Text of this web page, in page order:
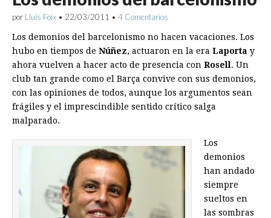
por Lluís Foix • 22/03/2011 • 4 Comentarios
Los demonios del barcelonismo no hacen vacaciones. Los
hubo en tiempos de Núñez, actuaron en la era Laporta y
ahora vuelven a hacer acto de presencia con Rosell. Un
club tan grande como el Barça convive con sus demonios,
con las opiniones de todos, aunque los argumentos sean
frágiles y el imprescindible sentido crítico salga
malparado.
Los
demonios
han andado
siempre
sueltos en
las sombras